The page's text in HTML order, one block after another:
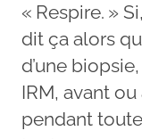
« Respire. »
dit ça alors
d’une
IRM, avant
pendant